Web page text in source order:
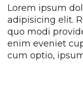
Lorem ipsum
adipisicing elit.
quo modi
enim eveniet
cum optio,